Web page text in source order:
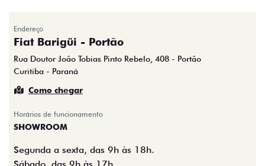
Endereço
Fiat Barigüi - Portão
Rua Doutor João Tobias Pinto Rebelo, 408 - Portão
Curitiba - Paraná
Como chegar
Horários de funcionamento
SHOWROOM
Segunda a sexta, das 9h às 18h.